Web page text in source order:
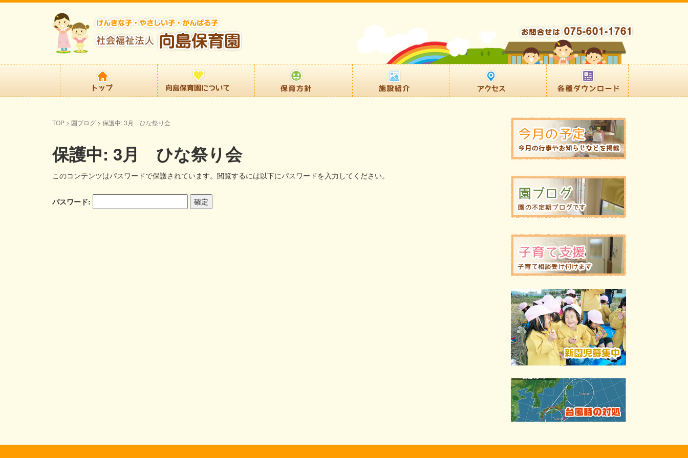
TOP > 園ブログ > 保護中: 3月 ひな祭り会
保護中: 3月 ひな祭り会
このコンテンツはパスワードで保護されています。閲覧するには以下にパスワードを入力してください。
パスワード: